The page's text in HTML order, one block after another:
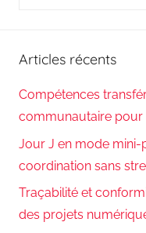
Articles récents
Compétences
communautaire pour
Jour J en mode mini-
coordination sans
Traçabilité et
des projets